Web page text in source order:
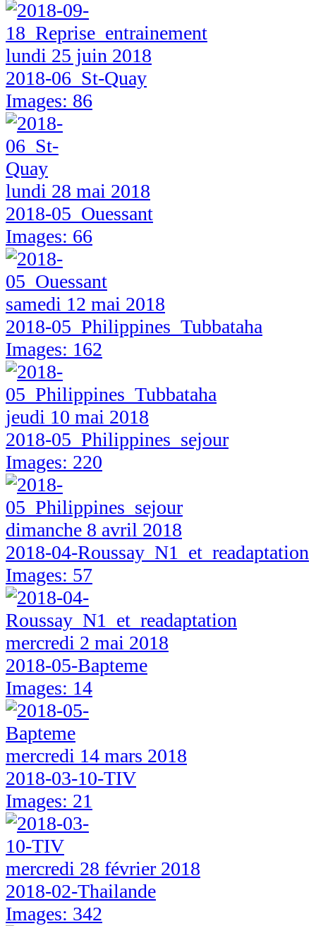
lundi 25 juin 2018
2018-06_St-Quay
Images: 86
lundi 28 mai 2018
2018-05_Ouessant
Images: 66
samedi 12 mai 2018
2018-05_Philippines_Tubbataha
Images: 162
jeudi 10 mai 2018
2018-05_Philippines_sejour
Images: 220
dimanche 8 avril 2018
2018-04-Roussay_N1_et_readaptation
Images: 57
mercredi 2 mai 2018
2018-05-Bapteme
Images: 14
mercredi 14 mars 2018
2018-03-10-TIV
Images: 21
mercredi 28 février 2018
2018-02-Thailande
Images: 342